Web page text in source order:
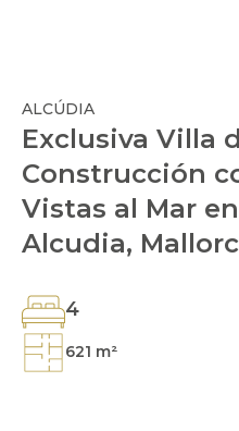
ALCÚDIA
Exclusiva Villa
Construcción
Vistas al Mar
Alcudia,
4
621 m²